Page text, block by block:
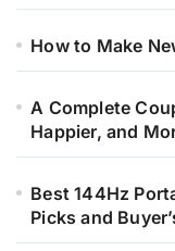
How to Make
A Complete
Happier, and
Best 144Hz
Picks and